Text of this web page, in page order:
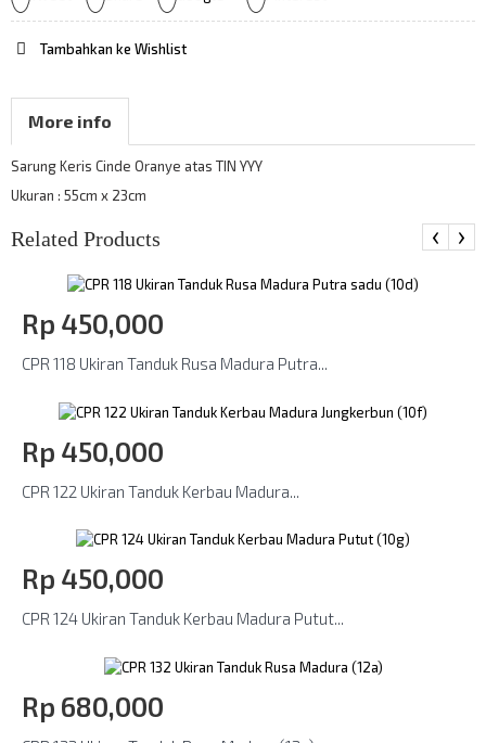
Tambahkan ke Wishlist
More info
Sarung Keris Cinde Oranye atas TIN YYY
Ukuran : 55cm x 23cm
Related Products ‹ ›
Rp‎ 450,000
CPR 118 Ukiran Tanduk Rusa Madura Putra...
Rp‎ 450,000
CPR 122 Ukiran Tanduk Kerbau Madura...
Rp‎ 450,000
CPR 124 Ukiran Tanduk Kerbau Madura Putut...
Rp‎ 680,000